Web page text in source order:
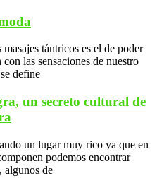
tántricos es el de poder
las sensaciones de nuestro
define
un secreto cultural de
un lugar muy rico ya que en
podemos encontrar
algunos de